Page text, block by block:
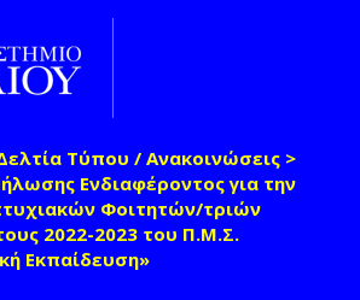
κυρίως περιεχόμενο
Τύπου / Ανακοινώσεις >
Ενδιαφέροντος για την
Φοιτητών/τριών
2022-2023 του Π.Μ.Σ.
Εκπαίδευση»